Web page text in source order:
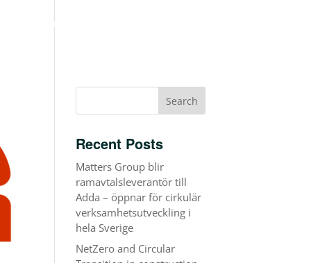
up to.
Recent Posts
Matters Group blir
ramavtalsleverantör till
Adda – öppnar för cirkulär
verksamhetsutveckling i
hela Sverige
NetZero and Circular